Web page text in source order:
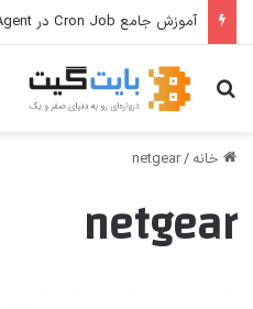
جستجو برای
خانه /
netgear
netgear